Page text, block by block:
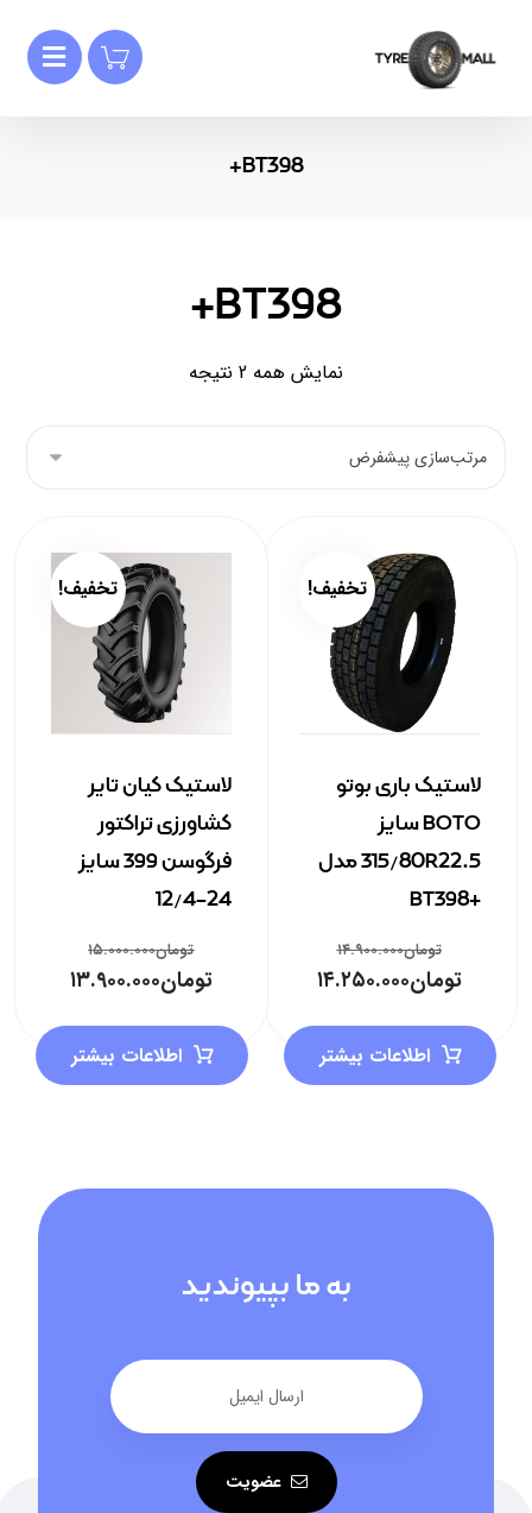
BT398+
BT398+
نمایش همه 2 نتیجه
لاستیک باری بوتو
BOTO سایز
315/80R22.5 مدل
+BT398
تومان۱۴.۹۰۰.۰۰۰
تومان۱۴.۲۵۰.۰۰۰
تخفیف!
اطلاعات بیشتر
لاستیک کیان تایر
کشاورزی تراکتور
فرگوسن 399 سایز
24-12/4
تومان۱۵.۰۰۰.۰۰۰
تومان۱۳.۹۰۰.۰۰۰
تخفیف!
اطلاعات بیشتر
به ما بپیوندید
عضویت